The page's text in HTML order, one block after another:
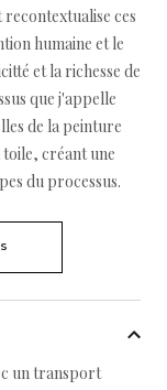
ces
humaine et le
et la richesse de
que j'appelle
de la peinture
créant une
du processus.
un transport